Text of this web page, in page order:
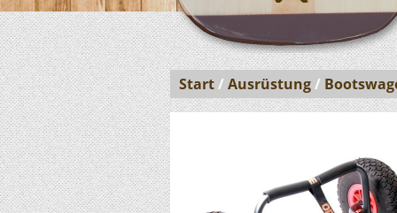
Start/ Ausrüstung/